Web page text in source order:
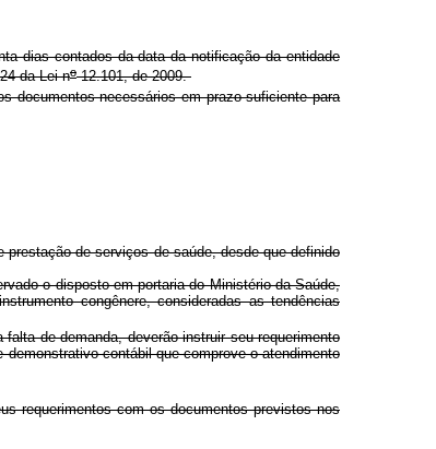
dias contados da data da notificação da entidade
da Lei no12.101, de 2009.
documentos necessários em prazo suficiente para
de serviços de saúde, desde que definido
o disposto em portaria do Ministério da Saúde,
congênere, consideradas as tendências
de demanda, deverão instruir seu requerimento
contábil que comprove o atendimento
requerimentos com os documentos previstos nos